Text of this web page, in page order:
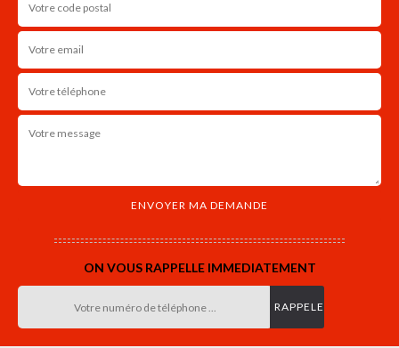
ON VOUS RAPPELLE IMMEDIATEMENT